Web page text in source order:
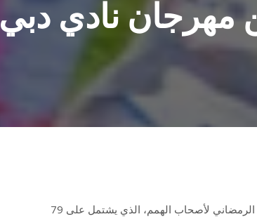
مهرجان نادي دبي
دشنت «سباعيات كرة القدم» مهرجان نادي دبي الرمضاني لأصحاب الهمم، الذي يشتمل على 79